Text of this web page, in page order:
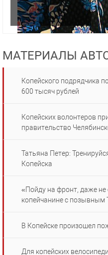
МАТЕРИАЛЫ
Копейского подрядчика
600 тысяч рублей
Копейских волонтеров
правительство
Татьяна Петер:
Копейска
«Пойду на фронт, даже
копейчанине с позывным
В Копейске произошел
Для копейских